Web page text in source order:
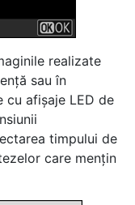
realizate
sau în
afișaje LED de
timpului de
care mențin